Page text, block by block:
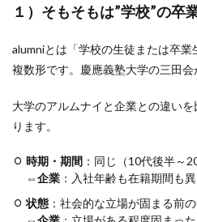
１）そもそもは”学校”の卒
alumniとは「学校の生徒または卒
複数形です。慶應義塾大学の三田会
大学のアルムナイと企業との違い
ります。
時期・期間 ：同じ（10代後半～
⇔企業 ：入社年齢も在籍期間も
状態 ：社会的な立場が固まる前